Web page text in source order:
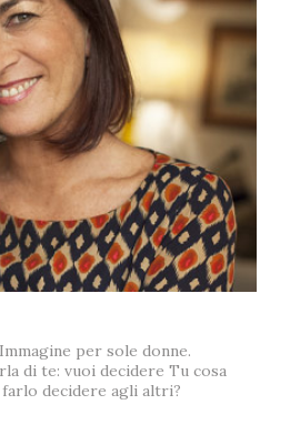
per sole donne.
di te: vuoi decidere Tu cosa
decidere agli altri?